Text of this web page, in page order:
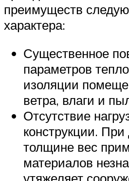
преимуществ
характера:
Существенное
параметров
изоляции
ветра, влаги и
Отсутствие
конструкции. При
толщине вес
материалов